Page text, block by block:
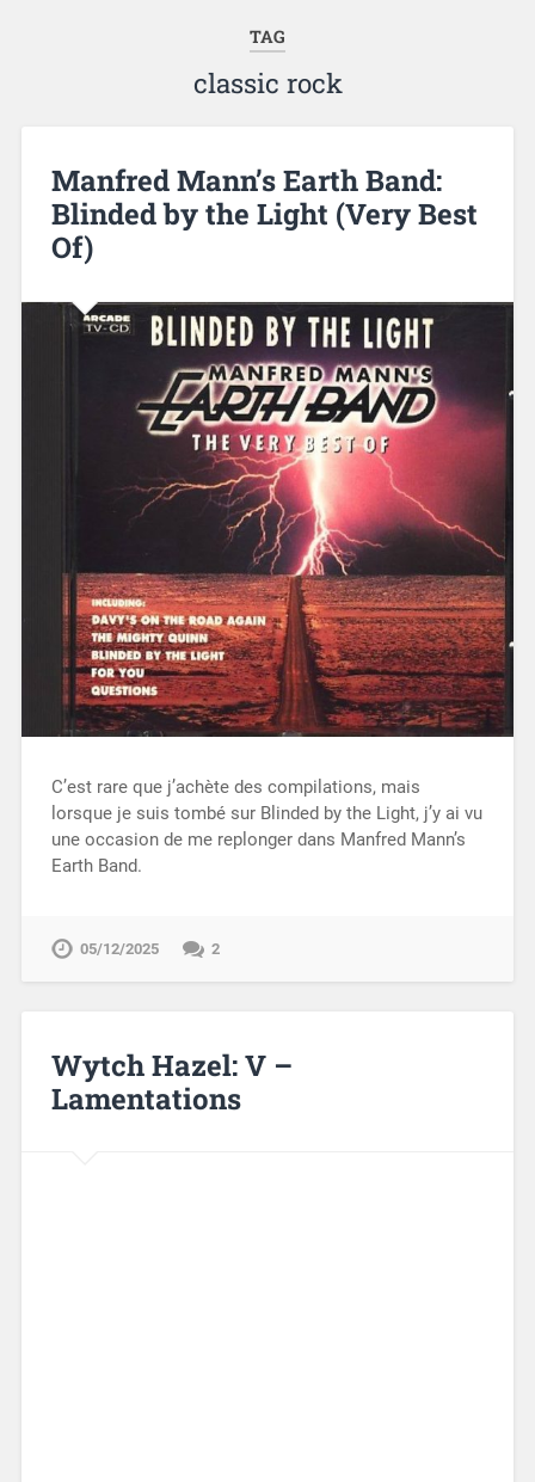
TAG
classic rock
Manfred Mann’s Earth Band:
Blinded by the Light (Very Best
Of)
C’est rare que j’achète des compilations, mais
lorsque je suis tombé sur Blinded by the Light, j’y ai vu
une occasion de me replonger dans Manfred Mann’s
Earth Band.
05/12/2025 2
Wytch Hazel: V –
Lamentations